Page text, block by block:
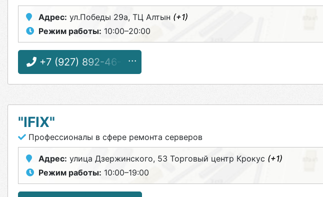
Адрес: ул.Победы 29а, ТЦ Алтын (+1)
Режим работы: 10:00–20:00
+7 (927) 892-46-97
"IFIX"
Профессионалы в сфере ремонта серверов
Адрес: улица Дзержинского, 53 Торговый центр Крокус (+1)
Режим работы: 10:00–19:00